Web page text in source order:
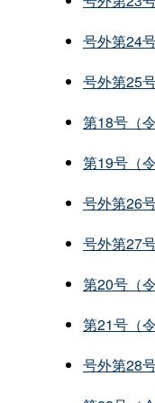
号外第24
号外第25
第18号（
第19号（
号外第26
号外第27
第20号（
第21号（
号外第28